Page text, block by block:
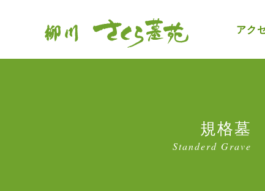
アク
規格墓
Standerd Grave